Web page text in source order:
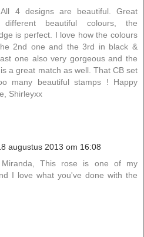
4 designs are beautiful. Great
beautiful colours, the
is perfect. I love how the colours
2nd one and the 3rd in black &
one also very gorgeous and the
a great match as well. That CB set
many beautiful stamps ! Happy
Shirleyxx
augustus 2013 om 16:08
Miranda, This rose is one of my
I love what you've done with the